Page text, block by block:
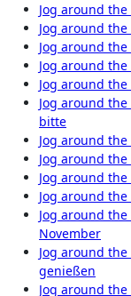
Jog around
Jog around
Jog around
Jog around
Jog around
Jog around
bitte
Jog around
Jog around
Jog around
Jog around
Jog around
November
Jog around
genießen
Jog around